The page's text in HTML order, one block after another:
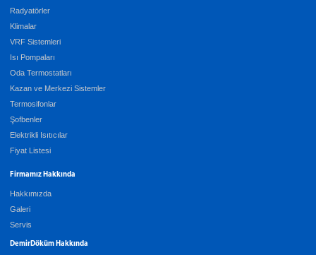
Radyatörler
Klimalar
VRF Sistemleri
Isı Pompaları
Oda Termostatları
Kazan ve Merkezi Sistemler
Termosifonlar
Şofbenler
Elektrikli Isıtıcılar
Fiyat Listesi
Firmamız Hakkında
Hakkımızda
Galeri
Servis
DemirDöküm Hakkında